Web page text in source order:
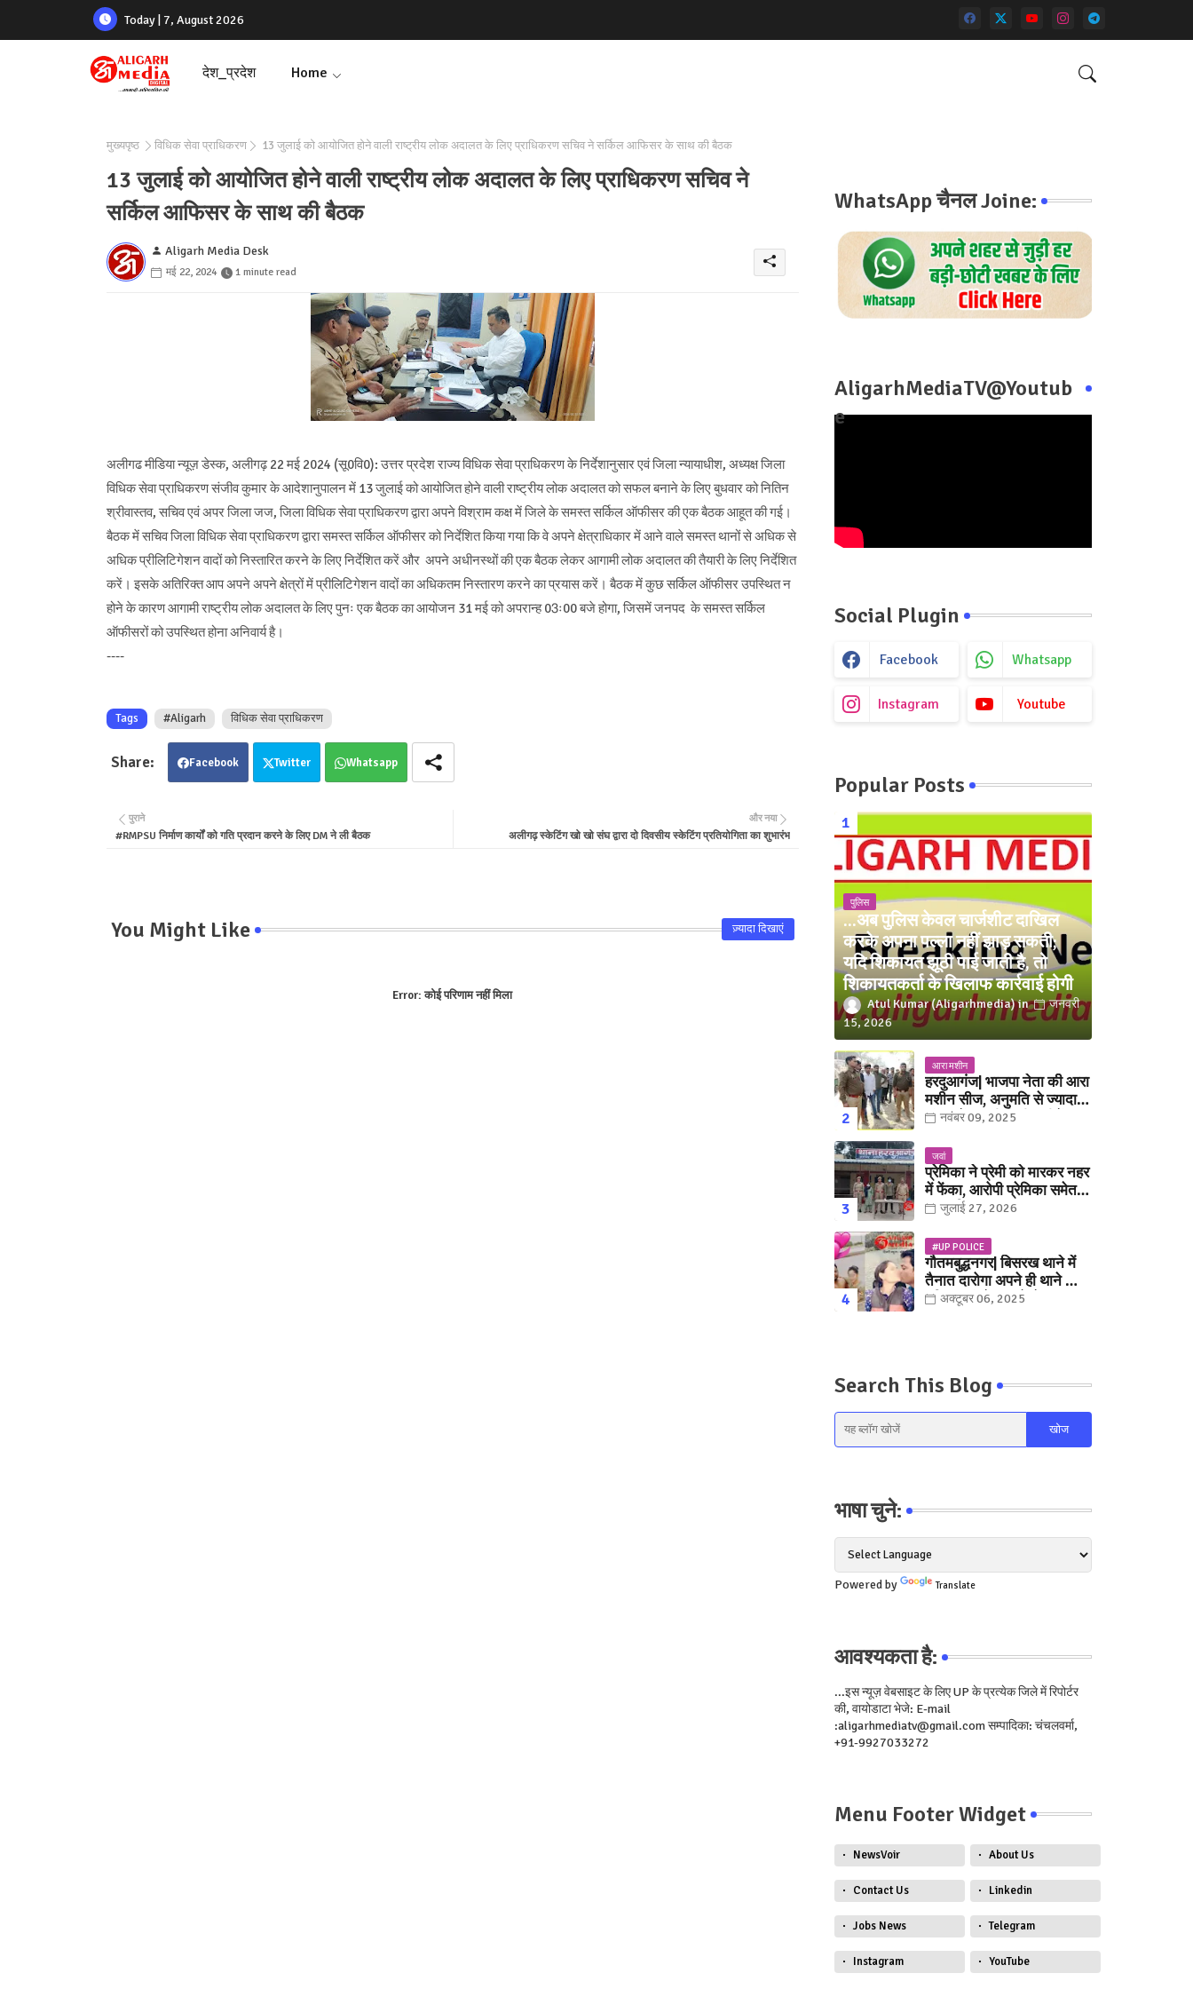
Today | 7, August 2026
देश_प्रदेश Home
मुख्यपृष्ठ विधिक सेवा प्राधिकरण 13 जुलाई को आयोजित होने वाली राष्ट्रीय लोक अदालत के लिए प्राधिकरण सचिव ने सर्किल आफिसर के साथ की बैठक
13 जुलाई को आयोजित होने वाली राष्ट्रीय लोक अदालत के लिए प्राधिकरण सचिव ने
सर्किल आफिसर के साथ की बैठक
Aligarh Media Desk
मई 22, 2024 1 minute read
अलीगढ मीडिया न्यूज़ डेस्क, अलीगढ़ 22 मई 2024 (सू0वि0): उत्तर प्रदेश राज्य विधिक सेवा प्राधिकरण के निर्देशानुसार एवं जिला न्यायाधीश, अध्यक्ष जिला
विधिक सेवा प्राधिकरण संजीव कुमार के आदेशानुपालन में 13 जुलाई को आयोजित होने वाली राष्ट्रीय लोक अदालत को सफल बनाने के लिए बुधवार को नितिन
श्रीवास्तव, सचिव एवं अपर जिला जज, जिला विधिक सेवा प्राधिकरण द्वारा अपने विश्राम कक्ष में जिले के समस्त सर्किल ऑफीसर की एक बैठक आहूत की गई।
बैठक में सचिव जिला विधिक सेवा प्राधिकरण द्वारा समस्त सर्किल ऑफीसर को निर्देशित किया गया कि वे अपने क्षेत्राधिकार में आने वाले समस्त थानों से अधिक से
अधिक प्रीलिटिगेशन वादों को निस्तारित करने के लिए निर्देशित करें और अपने अधीनस्थों की एक बैठक लेकर आगामी लोक अदालत की तैयारी के लिए निर्देशित
करें। इसके अतिरिक्त आप अपने अपने क्षेत्रों में प्रीलिटिगेशन वादों का अधिकतम निस्तारण करने का प्रयास करें। बैठक में कुछ सर्किल ऑफीसर उपस्थित न
होने के कारण आगामी राष्ट्रीय लोक अदालत के लिए पुनः एक बैठक का आयोजन 31 मई को अपरान्ह 03ः00 बजे होगा, जिसमें जनपद के समस्त सर्किल
ऑफीसरों को उपस्थित होना अनिवार्य है।
----
Tags #Aligarh विधिक सेवा प्राधिकरण
Facebook Twitter Whatsapp
और नया
अलीगढ़ स्केटिंग खो खो संघ द्वारा दो दिवसीय स्केटिंग प्रतियोगिता का शुभारंभ
पुराने
#RMPSU निर्माण कार्यों को गति प्रदान करने के लिए DM ने ली बैठक
You Might Like ज़्यादा दिखाएं
Error:कोई परिणाम नहीं मिला
WhatsApp चैनल Joine:
AligarhMediaTV@Youtub
e
Social Plugin
Facebook Whatsapp
Instagram Youtube
Popular Posts
पुलिस
...अब पुलिस केवल चार्जशीट दाखिल
करके अपना पल्ला नहीं झाड़ सकती;
यदि शिकायत झूठी पाई जाती है, तो
शिकायतकर्ता के खिलाफ कार्रवाई होगी
Atul Kumar (Aligarhmedia)
जनवरी
15, 2026
आरा मशीन
हरदुआगंज| भाजपा नेता की आरा
मशीन सीज, अनुमति से ज्यादा
संख्या में चलती मिली मशीनें
नवंबर 09, 2025
जवां
प्रेमिका ने प्रेमी को मारकर नहर
में फेंका, आरोपी प्रेमिका समेत
युवक गिरफ्तार
जुलाई 27, 2026
#UP POLICE
गौतमबुद्धनगर| बिसरख थाने में
तैनात दारोगा अपने ही थाने क़ी
महिला कांस्टेबल को लेकर हुए
अक्टूबर 06, 2025
Search This Blog
भाषा चुने:
Powered by Translate
आवश्यकता है:
...इस न्यूज़ वेबसाइट के लिए UP के प्रत्येक जिले में रिपोर्टर
की, वायोडाटा भेजे: E-mail
:aligarhmediatv@gmail.com सम्पादिका: चंचलवर्मा,
+91-9927033272
Menu Footer Widget
NewsVoir About Us
Contact Us Linkedin
Jobs News Telegram
Instagram YouTube